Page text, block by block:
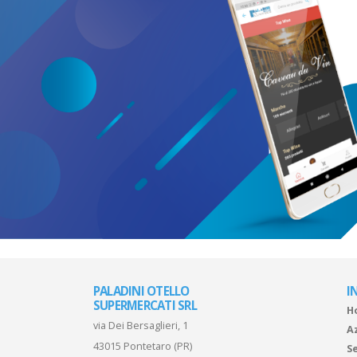
PALADINI OTELLO
SUPERMERCATI SRL
via Dei Bersaglieri, 1
43015 Pontetaro (PR)